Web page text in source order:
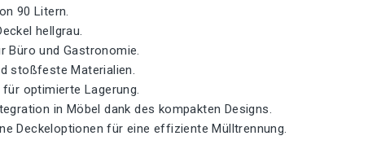
90 Litern.
hellgrau.
Büro und Gastronomie.
stoßfeste Materialien.
optimierte Lagerung.
in Möbel dank des kompakten Designs.
Deckeloptionen für eine effiziente Mülltrennung.